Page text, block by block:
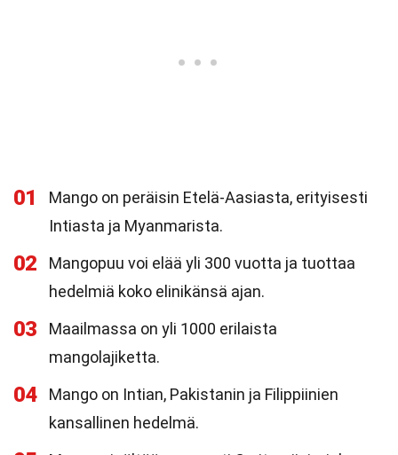
01
Mango on peräisin Etelä-Aasiasta, erityisesti
Intiasta ja Myanmarista.
02
Mangopuu voi elää yli 300 vuotta ja tuottaa
hedelmiä koko elinikänsä ajan.
03
Maailmassa on yli 1000 erilaista
mangolajiketta.
04
Mango on Intian, Pakistanin ja Filippiinien
kansallinen hedelmä.